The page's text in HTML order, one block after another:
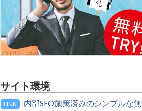
サイト環境
LINK
内部SEO施策済みのシンプルな無